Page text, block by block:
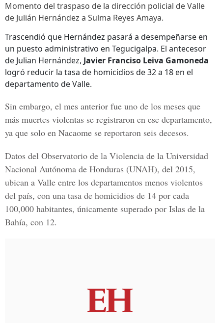
Momento del traspaso de la dirección policial de Valle
de Julián Hernández a Sulma Reyes Amaya.
Trascendió que Hernández pasará a desempeñarse en
un puesto administrativo en Tegucigalpa. El antecesor
de Julian Hernández, Javier Franciso Leiva Gamoneda
logró reducir la tasa de homicidios de 32 a 18 en el
departamento de Valle.
Sin embargo, el mes anterior fue uno de los meses que
más muertes violentas se registraron en ese departamento,
ya que solo en Nacaome se reportaron seis decesos.
Datos del Observatorio de la Violencia de la Universidad
Nacional Autónoma de Honduras (UNAH), del 2015,
ubican a Valle entre los departamentos menos violentos
del país, con una tasa de homicidios de 14 por cada
100,000 habitantes, únicamente superado por Islas de la
Bahía, con 12.